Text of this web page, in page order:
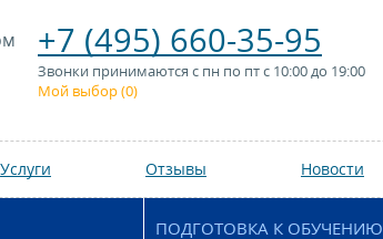
+7 (495) 660-35-95
Звонки принимаются с пн по пт с 10:00 до 19:00
Мой выбор (0)
Услуги Отзывы Новости
ПОДГОТОВКА К ОБУЧЕНИЮ